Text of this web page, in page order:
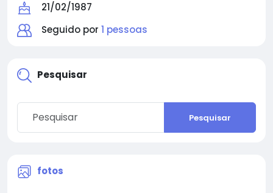
21/02/1987
Seguido por 1 pessoas
Pesquisar
Pesquisar
fotos